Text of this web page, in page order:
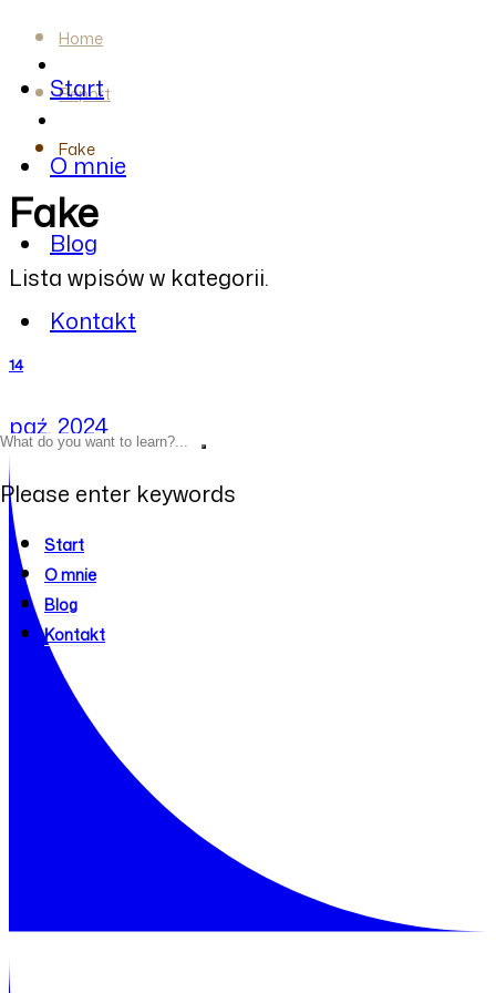
Start
O mnie
Blog
Kontakt
Please enter keywords
Start
O mnie
Blog
Kontakt
Home
Report
Fake
Fake
Lista wpisów w kategorii.
14
paź, 2024